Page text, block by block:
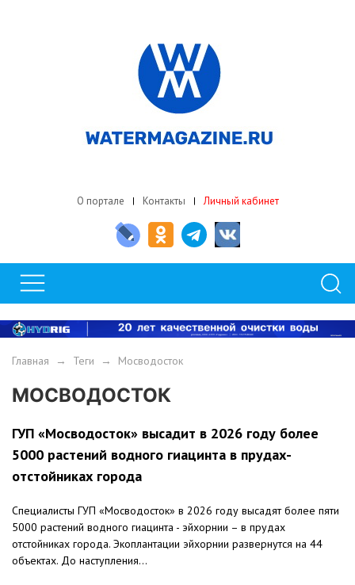
О портале Контакты Личный кабинет
Главная → Теги → Мосводосток
МОСВОДОСТОК
ГУП «Мосводосток» высадит в 2026 году более
5000 растений водного гиацинта в прудах-
отстойниках города
Специалисты ГУП «Мосводосток» в 2026 году высадят более пяти
5000 растений водного гиацинта - эйхорнии – в прудах
отстойниках города. Экоплантации эйхорнии развернутся на 44
объектах. До наступления...